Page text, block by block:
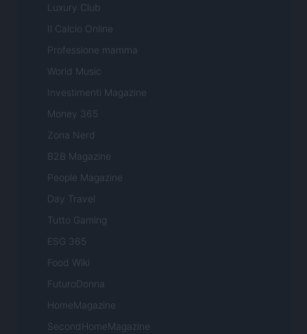
Luxury Club
Il Calcio Online
Professione mamma
World Music
Investimenti Magazine
Money 365
Zona Nerd
B2B Magazine
People Magazine
Day Travel
Tutto Gaming
ESG 365
Food Wiki
FuturoDonna
HomeMagazine
SecondHomeMagazine